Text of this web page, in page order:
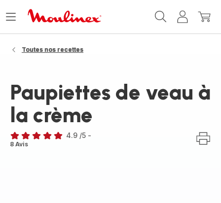
MonMon
Ouvrir
Toutes nos recettes
Paupiettes de veau à
la crème
ratings.4.9
4.9 /5 -
8 Avis